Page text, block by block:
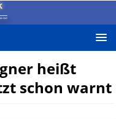
Zeit!
heißt
schon warnt